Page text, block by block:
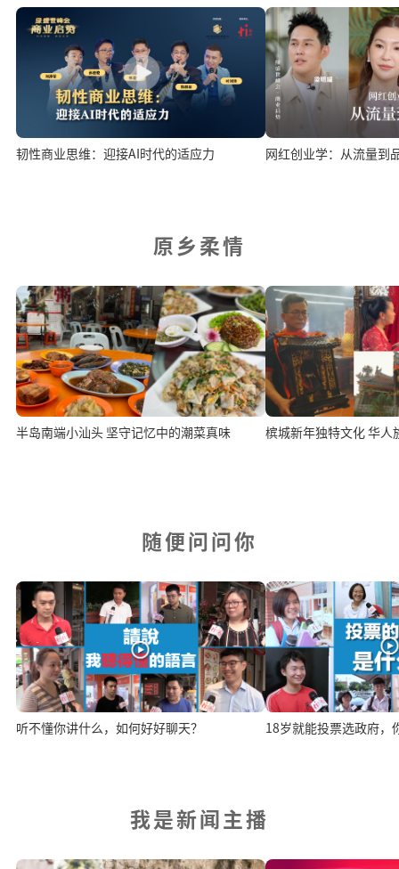
韧性商业思维：迎接AI时代的适应力 网红创业学：从流量到
原乡柔情
半岛南端小汕头 坚守记忆中的潮菜真味 槟城新年
随便问问你
听不懂你讲什么，如何好好聊天？ 18岁就能投票选政府，
我是新闻主播